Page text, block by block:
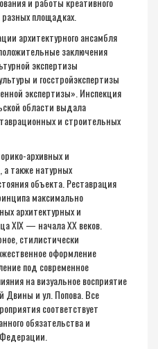
площадках.
архитектурного ансамбля
заключения
экспертизы
и госстройэкспертизы
экспертизы». Инспекция
области выдала
и строительных
архивных и
а также натурных
объекта. Реставрация
максимально
архитектурных и
XIX — начала XX веков.
стилистически
оформление
под современное
на визуальное восприятие
Двины и ул. Попова. Все
соответствует
обязательства и